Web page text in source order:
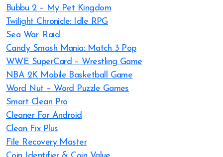
Bubbu 2 – My Pet Kingdom
Twilight Chronicle: Idle RPG
Sea War: Raid
Candy Smash Mania: Match 3 Pop
WWE SuperCard – Wrestling Game
NBA 2K Mobile Basketball Game
Word Nut – Word Puzzle Games
Smart Clean Pro
Cleaner For Android
Clean Fix Plus
File Recovery Master